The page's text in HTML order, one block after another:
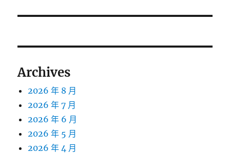
篇
章:
Archives
2026 年 8 月
2026 年 7 月
2026 年 6 月
2026 年 5 月
2026 年 4 月